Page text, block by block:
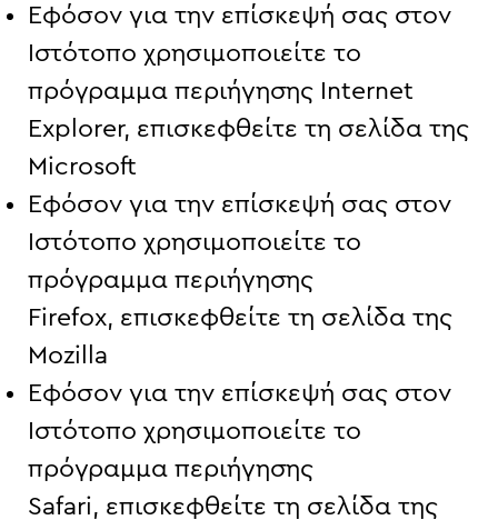
Εφόσον για την επίσκεψή σας στον
Ιστότοπο χρησιμοποιείτε το
πρόγραμμα περιήγησης Internet
Explorer, επισκεφθείτε τη σελίδα της
Microsoft
Εφόσον για την επίσκεψή σας στον
Ιστότοπο χρησιμοποιείτε το
πρόγραμμα περιήγησης
Firefox, επισκεφθείτε τη σελίδα της
Mozilla
Εφόσον για την επίσκεψή σας στον
Ιστότοπο χρησιμοποιείτε το
πρόγραμμα περιήγησης
Safari, επισκεφθείτε τη σελίδα της